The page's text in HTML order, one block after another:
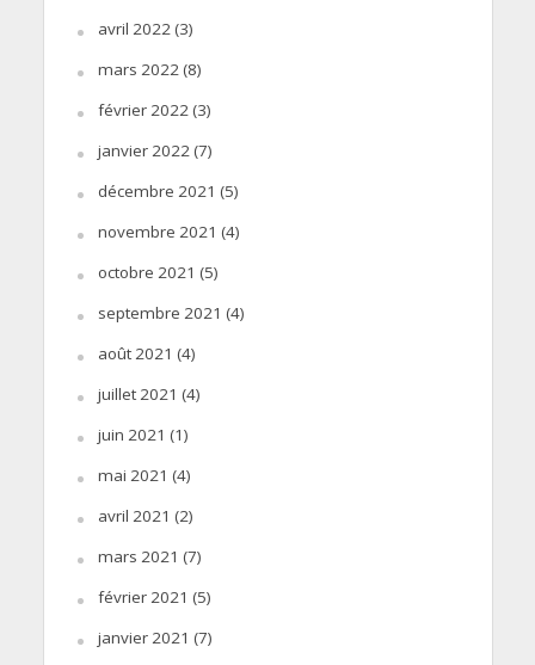
avril 2022(3)
mars 2022(8)
février 2022(3)
janvier 2022(7)
décembre 2021 (5)
novembre 2021 (4)
octobre 2021 (5)
septembre 2021 (4)
août 2021 (4)
juillet 2021 (4)
juin 2021 (1)
mai 2021 (4)
avril 2021 (2)
mars 2021 (7)
février 2021 (5)
janvier 2021 (7)